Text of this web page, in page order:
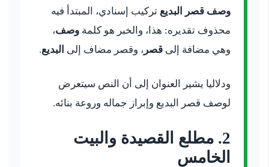
وصف قصر البديع تركيب إسنادي، المبتدأ فيه
محذوف تقديره: هذا، والخبر هو كلمة وصف،
وهي مضافة إلى قصر ، وقصر مضاف إلى البديع.
ودلاليا يشير العنوان إلى أن النص سيتعرض
لوصف قصر البديع وإبراز جماله وروعة بنائه.
2. مطلع القصيدة والبيت
الخامس